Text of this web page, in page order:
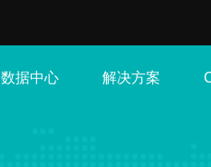
数据中心 解决方案